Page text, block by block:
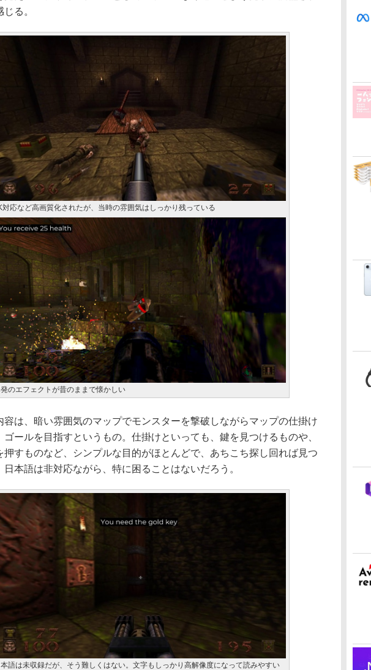
る。
対応など高画質化されたが、当時の雰囲気はしっかり残っている
のエフェクトが昔のままで懐かしい
は、暗い雰囲気のマップでモンスターを撃破しながらマップの仕掛け
ゴールを目指すというもの。仕掛けといっても、鍵を見つけるものや、
押すものなど、シンプルな目的がほとんどで、あちこち探し回れば見つ
日本語は非対応ながら、特に困ることはないだろう。
本語は未収録だが、そう難しくはない。文字もしっかり高解像度になって読みやすい